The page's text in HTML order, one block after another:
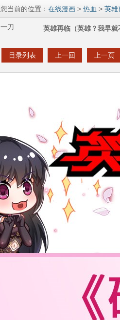
您当前的位置： 在线漫画> 热血 > 英雄
一刀 英雄再临（英雄？我早
目录列表 上一回 上一页